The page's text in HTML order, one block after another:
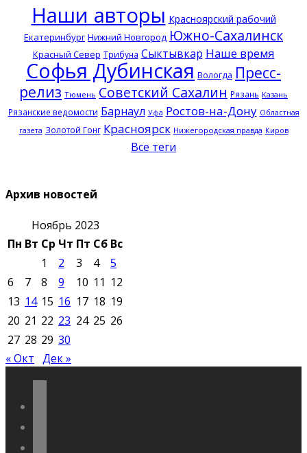
Наши авторы Красноярский рабочий
Екатеринбург Нижний Новгород Южно-Сахалинск
Красный Север Трибуна Сыктывкар Наше время
Софья Дубинская Вологда Пресс-
релиз Тюмень Советский Сахалин Рязань Казань
Рязанские ведомости Барнаул Уфа Ростов-на-Дону Областная
газета Золотой Гонг Красноярск Нижегородская правда Киров
Все теги
Архив новостей
Ноябрь 2023
Пн Вт Ср Чт Пт Сб Вс
1
2 3 4
5
6
7 8 9 10 11 12
13 14 15 16 17 18 19
20 21 22 23 24 25 26
27 28 29 30
« Окт Дек »